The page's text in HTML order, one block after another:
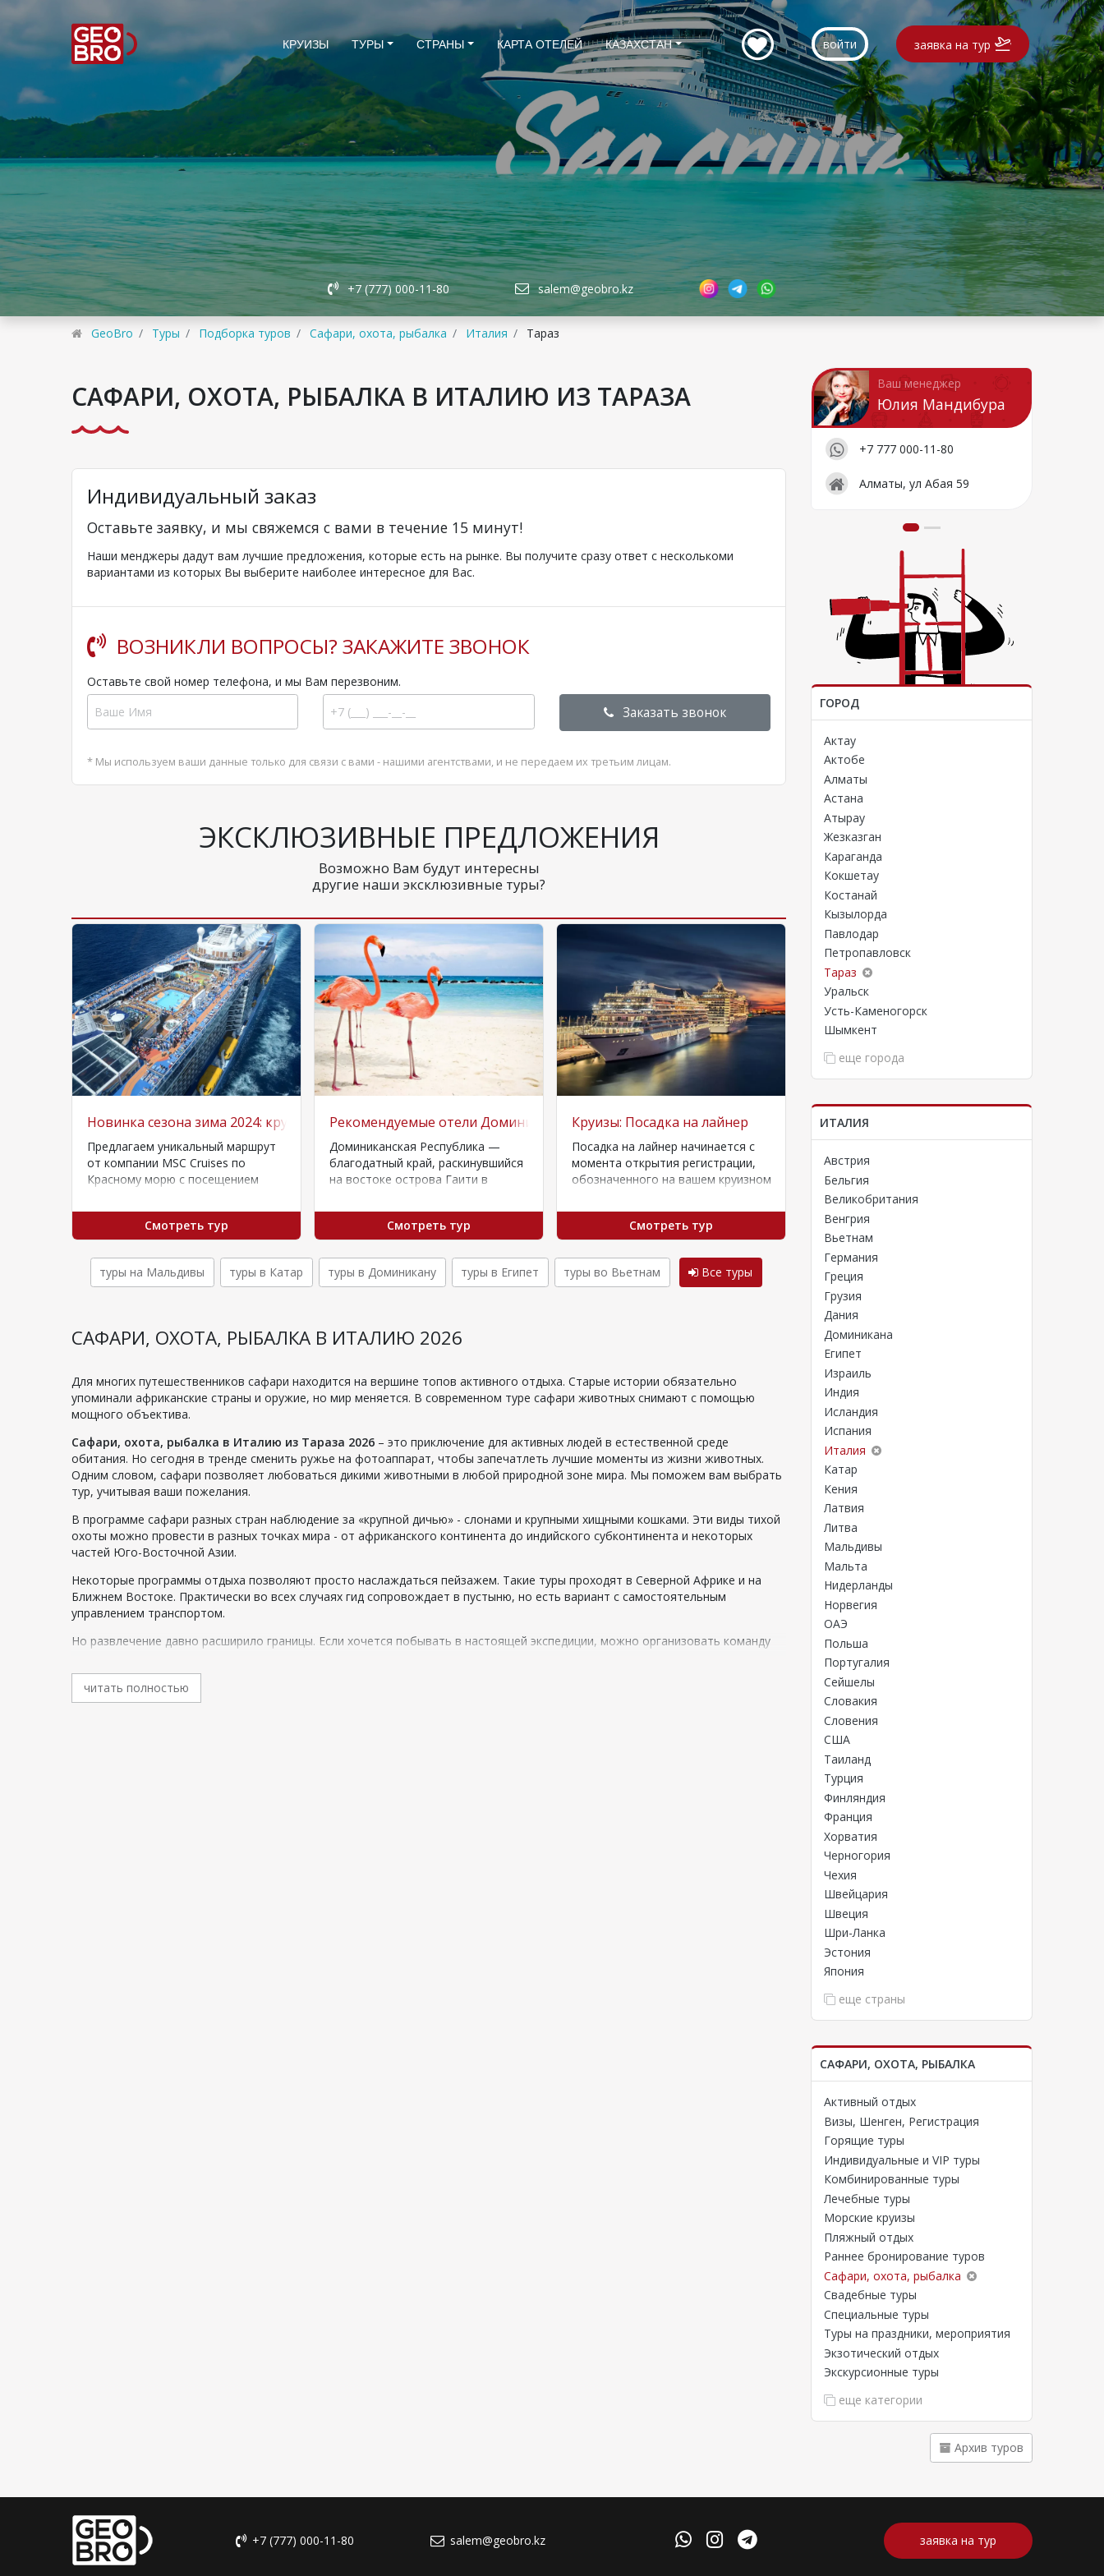
войти заявка на тур
КРУИЗЫ ТУРЫ СТРАНЫ КАРТА ОТЕЛЕЙ КАЗАХСТАН
+7 (777) 000-11-80 salem@geobro.kz
GeoBro Туры Подборка туров Сафари, охота, рыбалка Италия Тараз
САФАРИ, ОХОТА, РЫБАЛКА В ИТАЛИЮ ИЗ ТАРАЗА
Индивидуальный заказ
Оставьте заявку, и мы свяжемся с вами в течение 15 минут!
Наши менджеры дадут вам лучшие предложения, которые есть на рынке. Вы получите сразу ответ с несколькоми
вариантами из которых Вы выберите наиболее интересное для Вас.
ВОЗНИКЛИ ВОПРОСЫ? ЗАКАЖИТЕ ЗВОНОК
Оставьте свой номер телефона, и мы Вам перезвоним.
Заказать звонок
* Мы используем ваши данные только для связи с вами - нашими агентствами, и не передаем их третьим лицам.
ЭКСКЛЮЗИВНЫЕ ПРЕДЛОЖЕНИЯ
Возможно Вам будут интересны
другие наши эксклюзивные туры?
прямой перелет.
Новинка сезона зима 2024: круизы по Красному морю
Предлагаем уникальный маршрут
от компании MSC Cruises по
Красному морю с посещением
Аравии в сезоне 2024…
Смотреть тур
Рекомендуемые отели Доминиканы
Доминиканская Республика —
благодатный край, раскинувшийся
на востоке острова Гаити в
Столица — знойный Санто-
Доминго, родина…
Смотреть тур
Круизы: Посадка на лайнер
Посадка на лайнер начинается с
момента открытия регистрации,
обозначенного на вашем круизном
заканчивается за 3 часа до
отправления…Смотреть тур
Отели для отдыха с детьми в Доминикане
песчаных пляжей,
контрастирующих с прозрачной
водой невероятных оттенков.
Полететь сюда с ребенком –
хорошая идея. Рекомендуемые
отели
туры на Мальдивы туры в Катар туры в Доминикану туры в Египет туры во Вьетнам Все туры
САФАРИ, ОХОТА, РЫБАЛКА В ИТАЛИЮ 2026
Для многих путешественников сафари находится на вершине топов активного отдыха. Старые истории обязательно
упоминали африканские страны и оружие, но мир меняется. В современном туре сафари животных снимают с помощью
мощного объектива.
Сафари, охота, рыбалка в Италию из Тараза 2026 – это приключение для активных людей в естественной среде
обитания. Но сегодня в тренде сменить ружье на фотоаппарат, чтобы запечатлеть лучшие моменты из жизни животных.
Одним словом, сафари позволяет любоваться дикими животными в любой природной зоне мира. Мы поможем вам выбрать
тур, учитывая ваши пожелания.
В программе сафари разных стран наблюдение за «крупной дичью» - слонами и крупными хищными кошками. Эти виды тихой
охоты можно провести в разных точках мира - от африканского континента до индийского субконтинента и некоторых
частей Юго-Восточной Азии.
Некоторые программы отдыха позволяют просто наслаждаться пейзажем. Такие туры проходят в Северной Африке и на
Ближнем Востоке. Практически во всех случаях гид сопровождает в пустыню, но есть вариант с самостоятельным
управлением транспортом.
Но развлечение давно расширило границы. Если хочется побывать в настоящей экспедиции, можно организовать команду
голой земле, но в целях безопасности лучше спать в палатке. Благодаря путешествию, можно познакомиться с множеством
интересных представителей флоры и фауны, а затем вернуться в роскошный, комфортабельный отель. В некоторых
заповедниках имеются домики, чтобы пожить рядом с животными.
читать полностью
Ваш менеджер
Юлия Мандибура
+7 777 000-11-80
Алматы, ул Абая 59
ГОРОД
Актау
Актобе
Алматы
Астана
Атырау
Жезказган
Караганда
Кокшетау
Костанай
Кызылорда
Павлодар
Петропавловск
Тараз
Уральск
Усть-Каменогорск
Шымкент
еще города
ИТАЛИЯ
Австрия
Бельгия
Великобритания
Венгрия
Вьетнам
Германия
Греция
Грузия
Дания
Доминикана
Египет
Израиль
Индия
Исландия
Испания
Италия
Катар
Кения
Латвия
Литва
Мальдивы
Мальта
Нидерланды
Норвегия
ОАЭ
Польша
Португалия
Сейшелы
Словакия
Словения
США
Таиланд
Турция
Финляндия
Франция
Хорватия
Черногория
Чехия
Швейцария
Швеция
Шри-Ланка
Эстония
Япония
еще страны
САФАРИ, ОХОТА, РЫБАЛКА
Активный отдых
Визы, Шенген, Регистрация
Горящие туры
Индивидуальные и VIP туры
Комбинированные туры
Лечебные туры
Морские круизы
Пляжный отдых
Раннее бронирование туров
Сафари, охота, рыбалка
Свадебные туры
Специальные туры
Туры на праздники, мероприятия
Экзотический отдых
Экскурсионные туры
еще категории
Архив туров
+7 (777) 000-11-80 salem@geobro.kz заявка на тур